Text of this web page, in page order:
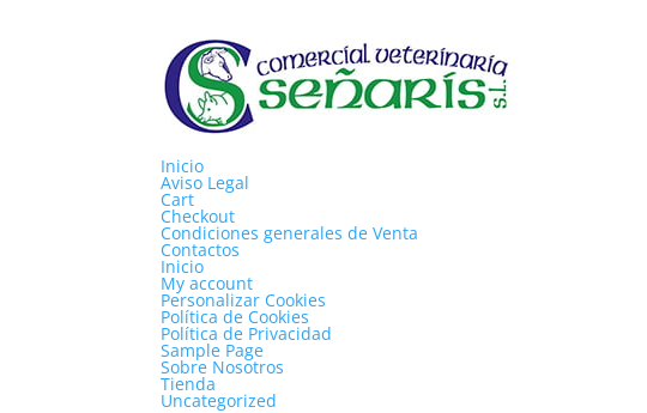
Inicio
Aviso Legal
Cart
Checkout
Condiciones generales de Venta
Contactos
Inicio
My account
Personalizar Cookies
Política de Cookies
Política de Privacidad
Sample Page
Sobre Nosotros
Tienda
Uncategorized